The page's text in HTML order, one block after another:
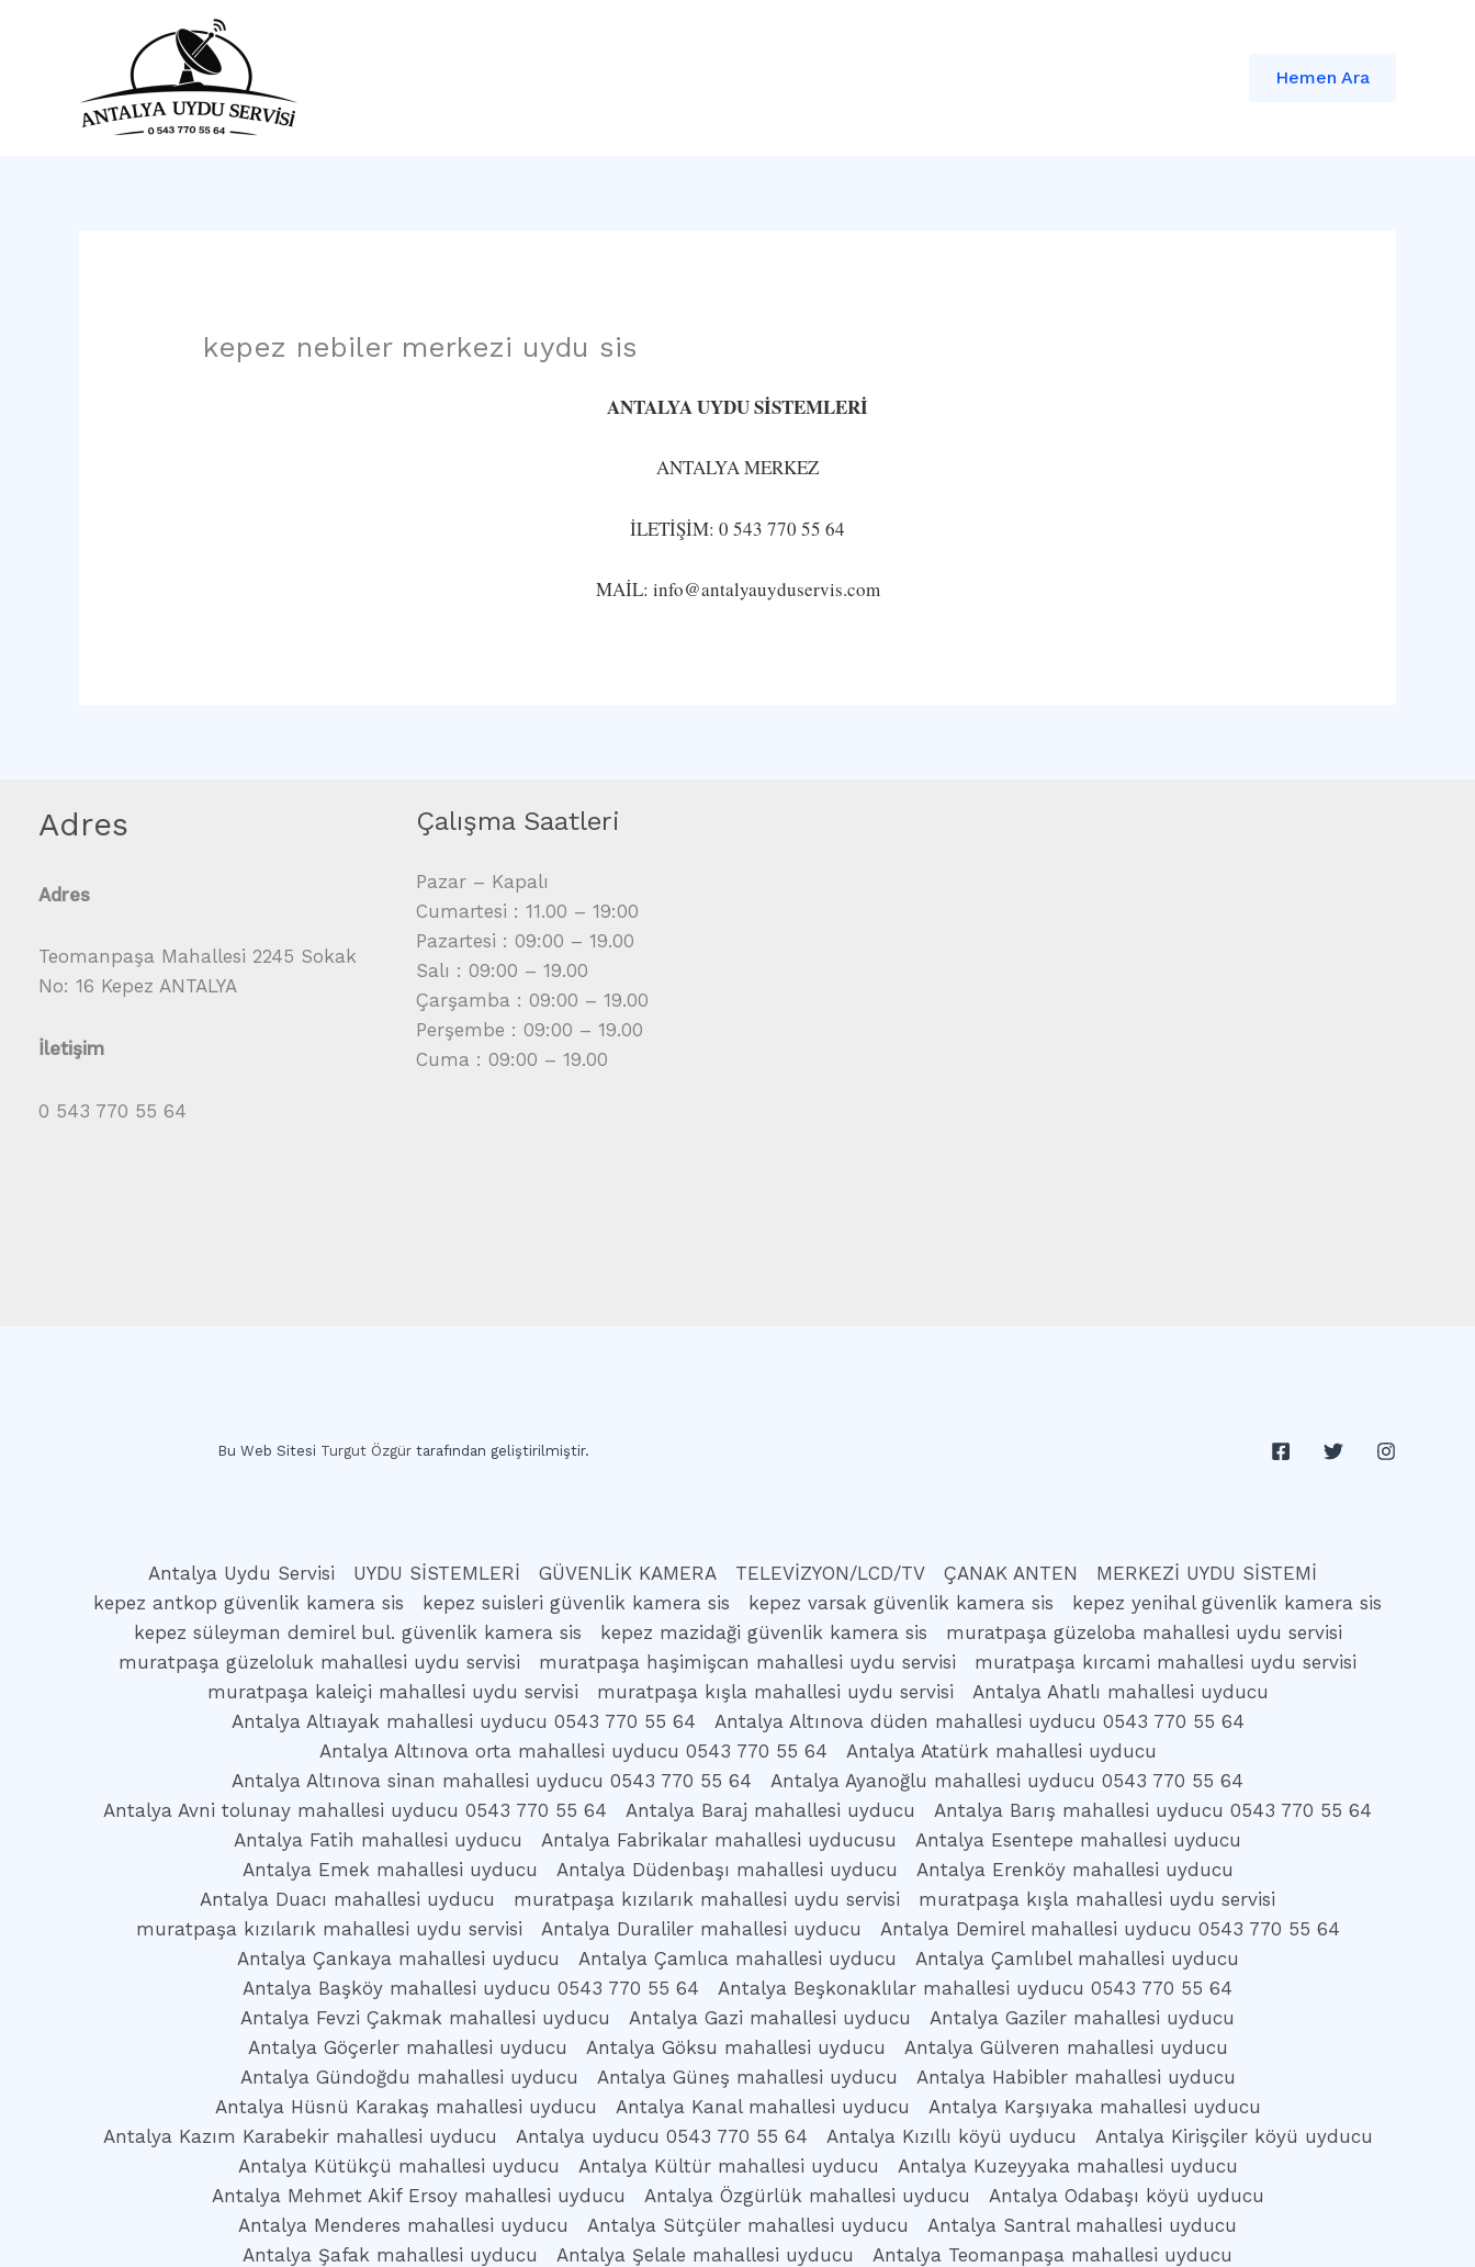
Hemen Ara
kepez nebiler merkezi uydu sis
ANTALYA UYDU SİSTEMLERİ
ANTALYA MERKEZ
İLETİŞİM: 0 543 770 55 64
MAİL: info@antalyauyduservis.com
Adres
Adres
Teomanpaşa Mahallesi 2245 Sokak
No: 16 Kepez ANTALYA
İletişim
0 543 770 55 64
Çalışma Saatleri
Pazar – Kapalı
Cumartesi : 11.00 – 19:00
Pazartesi : 09:00 – 19.00
Salı : 09:00 – 19.00
Çarşamba : 09:00 – 19.00
Perşembe : 09:00 – 19.00
Cuma : 09:00 – 19.00
Bu Web Sitesi Turgut Özgürtarafından geliştirilmiştir.
Antalya Uydu Servisi UYDU SİSTEMLERİ GÜVENLİK KAMERA TELEVİZYON/LCD/TV ÇANAK ANTEN
MERKEZİ UYDU SİSTEMİ
kepez antkop güvenlik kamera sis
kepez suisleri güvenlik kamera sis kepez varsak güvenlik kamera sis
kepez yenihal güvenlik kamera sis
kepez süleyman demirel bul. güvenlik kamera sis
kepez mazidaği güvenlik kamera sis
muratpaşa güzeloba mahallesi uydu servisi
muratpaşa güzeloluk mahallesi uydu servisi
muratpaşa haşimişcan mahallesi uydu servisi
muratpaşa kırcami mahallesi uydu servisi
muratpaşa kaleiçi mahallesi uydu servisi
muratpaşa kışla mahallesi uydu servisi
Antalya Ahatlı mahallesi uyducu
Antalya Altıayak mahallesi uyducu 0543 770 55 64
Antalya Altınova düden mahallesi uyducu 0543 770 55 64
Antalya Altınova orta mahallesi uyducu 0543 770 55 64
Antalya Atatürk mahallesi uyducu
Antalya Altınova sinan mahallesi uyducu 0543 770 55 64
Antalya Ayanoğlu mahallesi uyducu 0543 770 55 64
Antalya Avni tolunay mahallesi uyducu 0543 770 55 64
Antalya Baraj mahallesi uyducu
Antalya Barış mahallesi uyducu 0543 770 55 64
Antalya Fatih mahallesi uyducu
Antalya Fabrikalar mahallesi uyducusu
Antalya Esentepe mahallesi uyducu
Antalya Emek mahallesi uyducu
Antalya Düdenbaşı mahallesi uyducu
Antalya Erenköy mahallesi uyducu
Antalya Duacı mahallesi uyducu
muratpaşa kızılarık mahallesi uydu servisi
muratpaşa kışla mahallesi uydu servisi
muratpaşa kızılarık mahallesi uydu servisi
Antalya Duraliler mahallesi uyducu
Antalya Demirel mahallesi uyducu 0543 770 55 64
Antalya Çankaya mahallesi uyducu
Antalya Çamlıca mahallesi uyducu
Antalya Çamlıbel mahallesi uyducu
Antalya Başköy mahallesi uyducu 0543 770 55 64
Antalya Beşkonaklılar mahallesi uyducu 0543 770 55 64
Antalya Fevzi Çakmak mahallesi uyducu
Antalya Gazi mahallesi uyducu
Antalya Gaziler mahallesi uyducu
Antalya Göçerler mahallesi uyducu
Antalya Göksu mahallesi uyducu
Antalya Gülveren mahallesi uyducu
Antalya Gündoğdu mahallesi uyducu
Antalya Güneş mahallesi uyducu
Antalya Habibler mahallesi uyducu
Antalya Hüsnü Karakaş mahallesi uyducu
Antalya Kanal mahallesi uyducu
Antalya Karşıyaka mahallesi uyducu
Antalya Kazım Karabekir mahallesi uyducu
Antalya uyducu 0543 770 55 64 Antalya Kızıllı köyü uyducu
Antalya Kirişçiler köyü uyducu
Antalya Kütükçü mahallesi uyducu
Antalya Kültür mahallesi uyducu
Antalya Kuzeyyaka mahallesi uyducu
Antalya Mehmet Akif Ersoy mahallesi uyducu
Antalya Özgürlük mahallesi uyducu
Antalya Odabaşı köyü uyducu
Antalya Menderes mahallesi uyducu
Antalya Sütçüler mahallesi uyducu
Antalya Santral mahallesi uyducu
Antalya Şafak mahallesi uyducu
Antalya Şelale mahallesi uyducu
Antalya Teomanpaşa mahallesi uyducu